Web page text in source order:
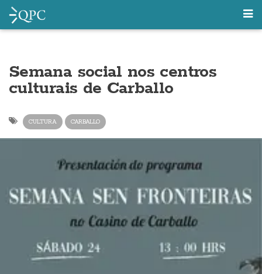
Semana social nos centros
culturais de Carballo
CULTURA CARBALLO